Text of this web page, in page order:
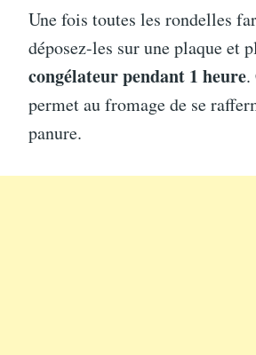
Une fois toutes les rondelles
déposez-les sur une plaque et
congélateur pendant 1 heure.
permet au fromage de se
panure.